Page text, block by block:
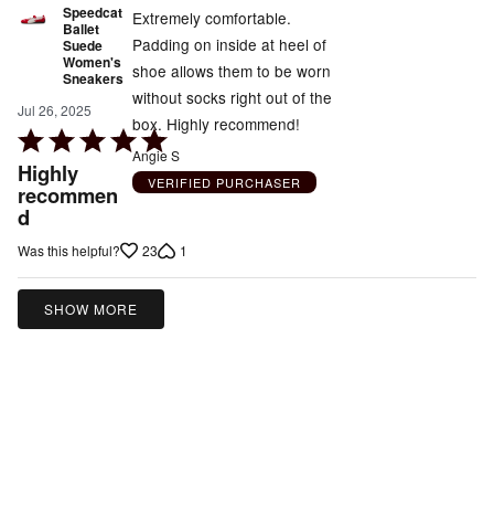
Speedcat
Ballet
Suede
Women's
Sneakers
Jul 26, 2025
Rated
5
out
of
5
Highly
recommen
d
Extremely comfortable.
Padding on inside at heel of
shoe allows them to be worn
without socks right out of the
box. Highly recommend!
Angie S
VERIFIED PURCHASER
Was this helpful? 23 1
SHOW MORE